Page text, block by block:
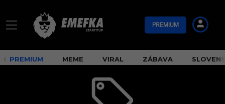
PREMIUM
PREMIUM MEME VIRAL ZÁBAVA